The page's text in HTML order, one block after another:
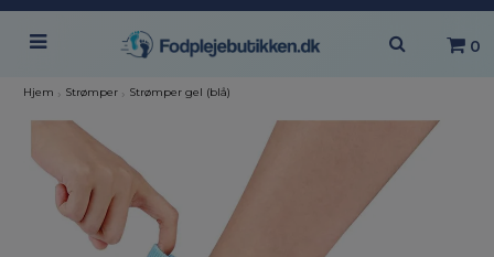
0
Hjem › Strømper › Strømper gel (blå)